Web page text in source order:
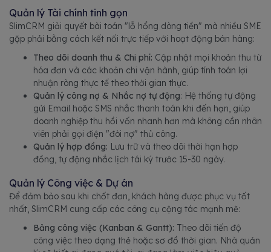
Quản lý Tài chính tinh gọn
SlimCRM giải quyết bài toán "lỗ hổng dòng tiền" mà nhiều SME
gặp phải bằng cách kết nối trực tiếp với hoạt động bán hàng:
Theo dõi doanh thu & Chi phí: Cập nhật mọi khoản thu từ
hóa đơn và các khoản chi vận hành, giúp tính toán lợi
nhuận ròng thực tế theo thời gian thực.
Quản lý công nợ & Nhắc nợ tự động: Hệ thống tự động
gửi Email hoặc SMS nhắc thanh toán khi đến hạn, giúp
doanh nghiệp thu hồi vốn nhanh hơn mà không cần nhân
viên phải gọi điện "đòi nợ" thủ công.
Quản lý hợp đồng: Lưu trữ và theo dõi thời hạn hợp
đồng, tự động nhắc lịch tái ký trước 15-30 ngày.
Quản lý Công việc & Dự án
Để đảm bảo sau khi chốt đơn, khách hàng được phục vụ tốt
nhất, SlimCRM cung cấp các công cụ cộng tác mạnh mẽ:
Bảng công việc (Kanban & Gantt): Theo dõi tiến độ
công việc theo dạng thẻ hoặc sơ đồ thời gian. Nhà quản